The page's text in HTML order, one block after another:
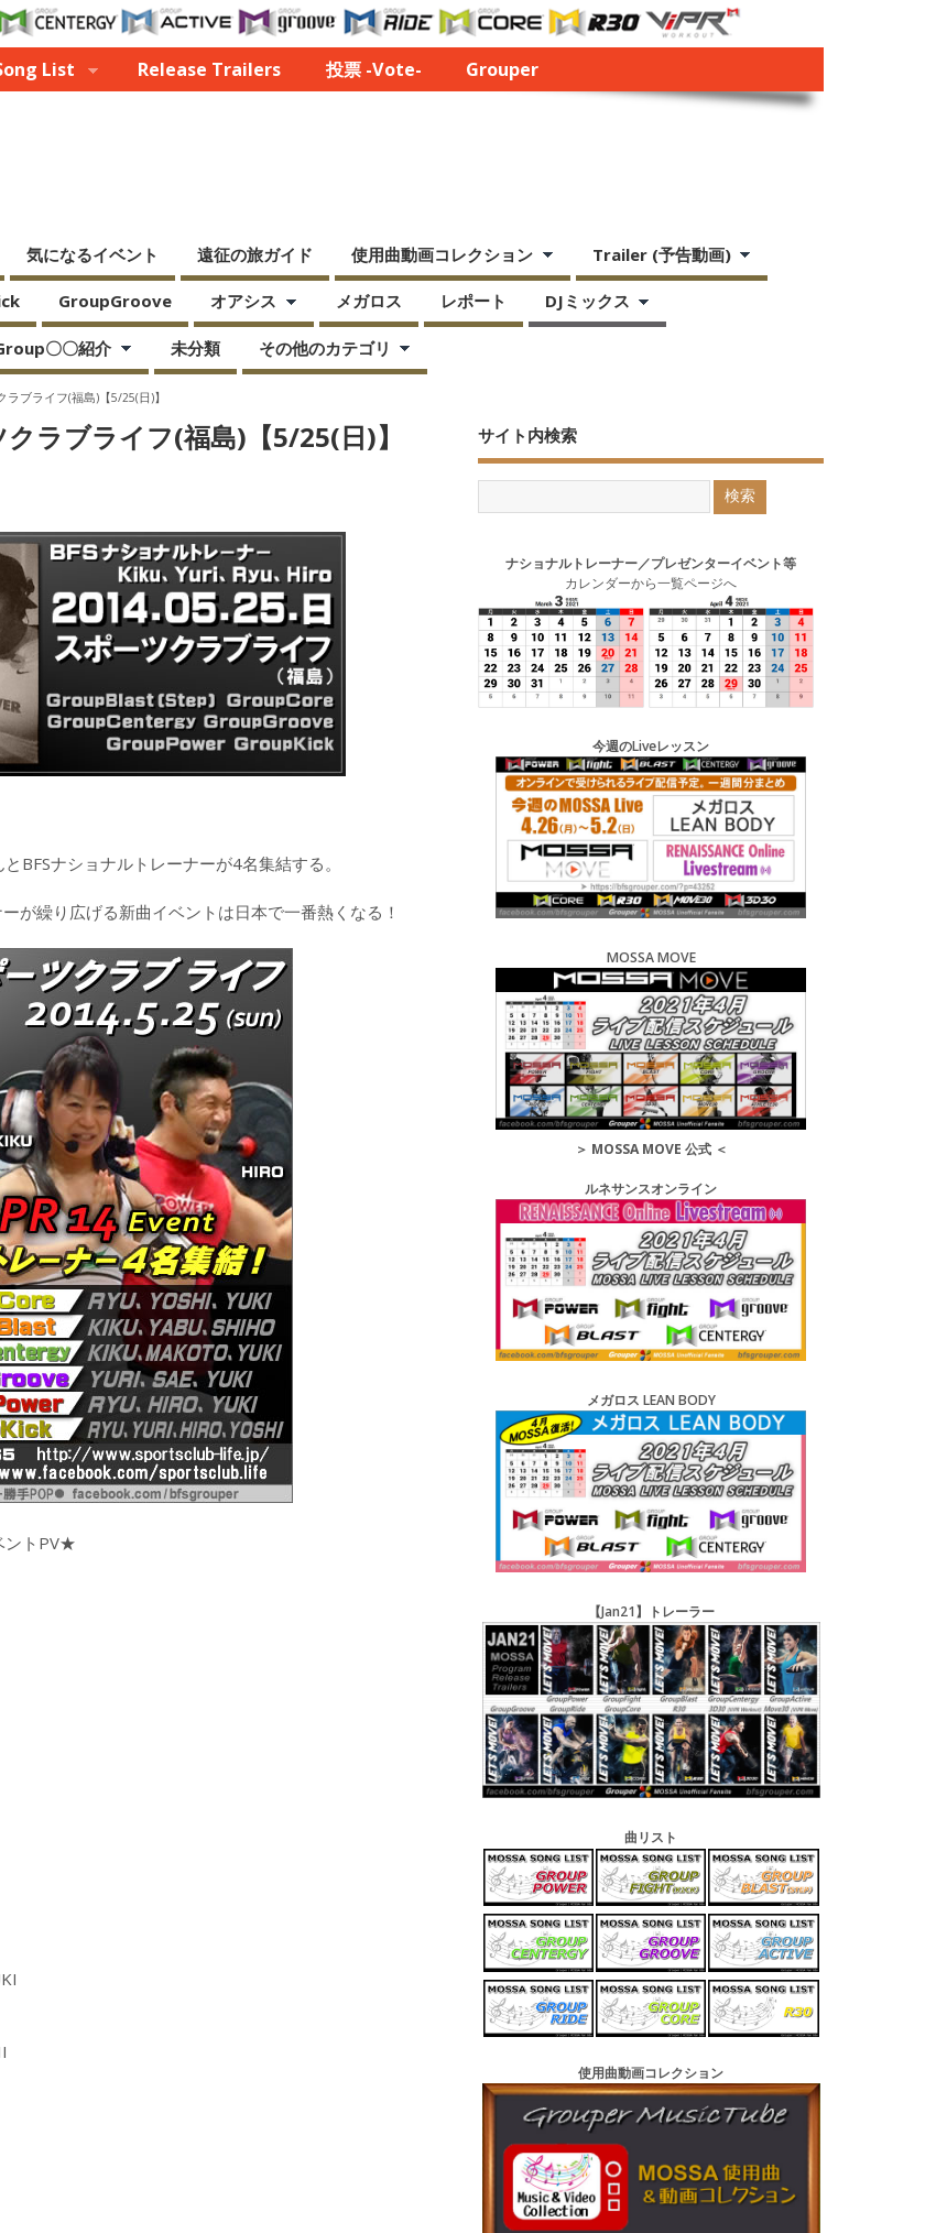
List Release Trailers 投票 -Vote- Grouper
気になるイベント 遠征の旅ガイド 使用曲動画コレクション Trailer (予告動画)
GroupGroove オアシス メガロス レポート DJミックス
〇〇紹介 未分類 その他のカテゴリ
ブライフ(福島)【5/25(日)】
ラブライフ(福島)【5/25(日)】
BFSナショナルトレーナーが4名集結する。
が繰り広げる新曲イベントは日本で一番熱くなる！
トPV★
サイト内検索
ナショナルトレーナー／プレゼンターイベント等
カレンダーから一覧ページへ
今週のLiveレッスン
MOSSA MOVE
＞ MOSSA MOVE 公式＜
ルネサンスオンライン
メガロス LEAN BODY
【Jan21】トレーラー
曲リスト
使用曲動画コレクション